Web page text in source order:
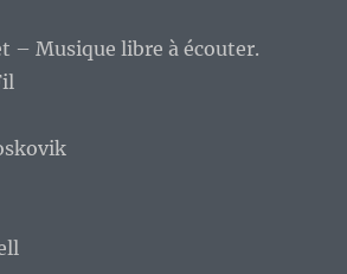
– Musique libre à écouter.